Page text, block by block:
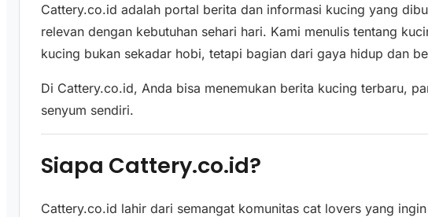
Cattery.co.id adalah portal berita dan informasi kucing yang
relevan dengan kebutuhan sehari hari. Kami menulis tentang
kucing bukan sekadar hobi, tetapi bagian dari gaya hidup dan
Di Cattery.co.id, Anda bisa menemukan berita kucing terbaru,
senyum sendiri.
Siapa Cattery.co.id?
Cattery.co.id lahir dari semangat komunitas cat lovers yang